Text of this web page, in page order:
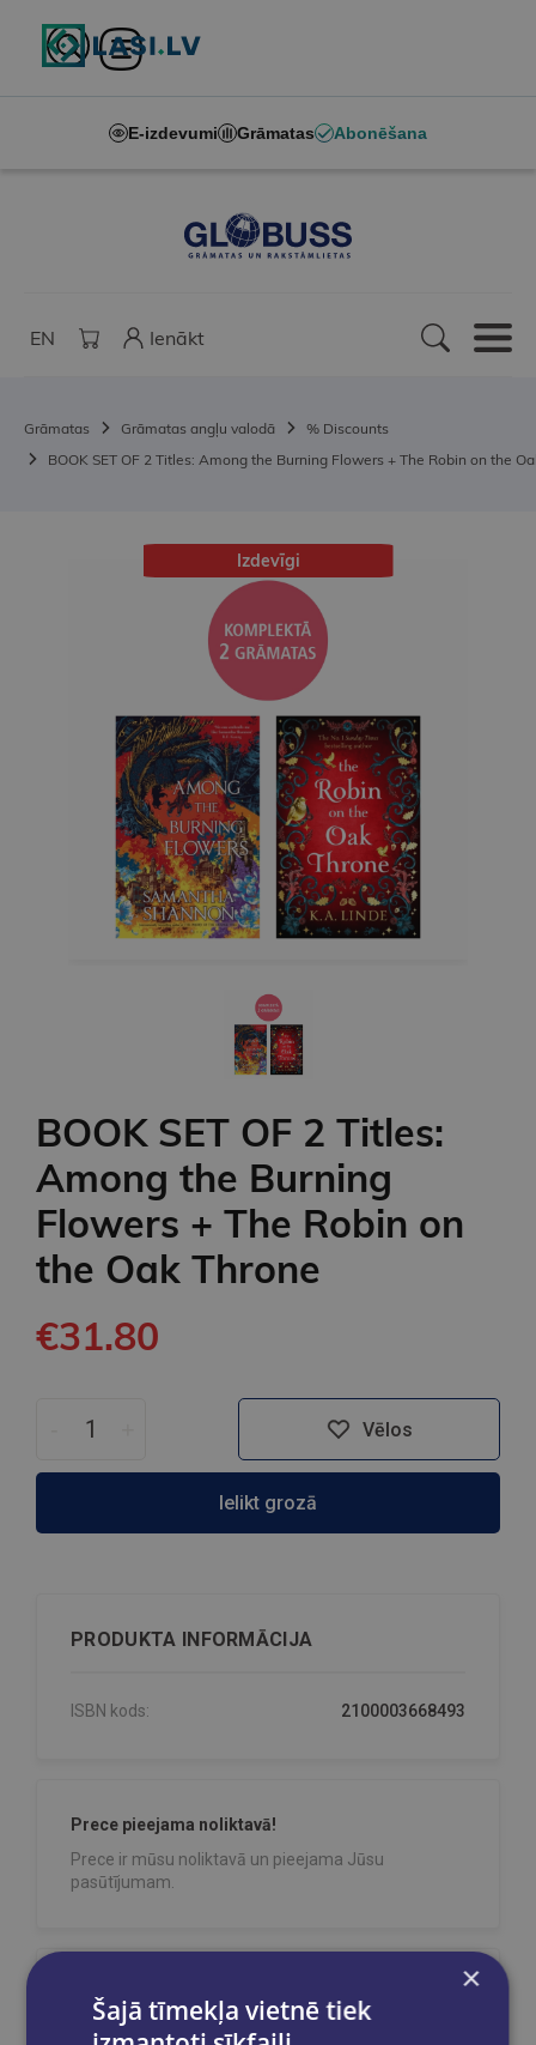
E-izdevumi Grāmatas Abonēšana
EN Ienākt
Grāmatas Grāmatas angļu valodā
% Discounts
BOOK SET OF 2 Titles: Among the Burning Flowers + The Robin on the
Izdevīgi
BOOK SET OF 2 Titles:
Among the Burning
Flowers + The Robin on
the Oak Throne
€31.80
Vēlos
Ielikt grozā
PRODUKTA INFORMĀCIJA
ISBN kods: 2100003668493
Prece pieejama noliktavā!
Prece ir mūsu noliktavā un pieejama Jūsu
pasūtījumam.
cenas precēm.
×
Šajā tīmekļa vietnē tiek